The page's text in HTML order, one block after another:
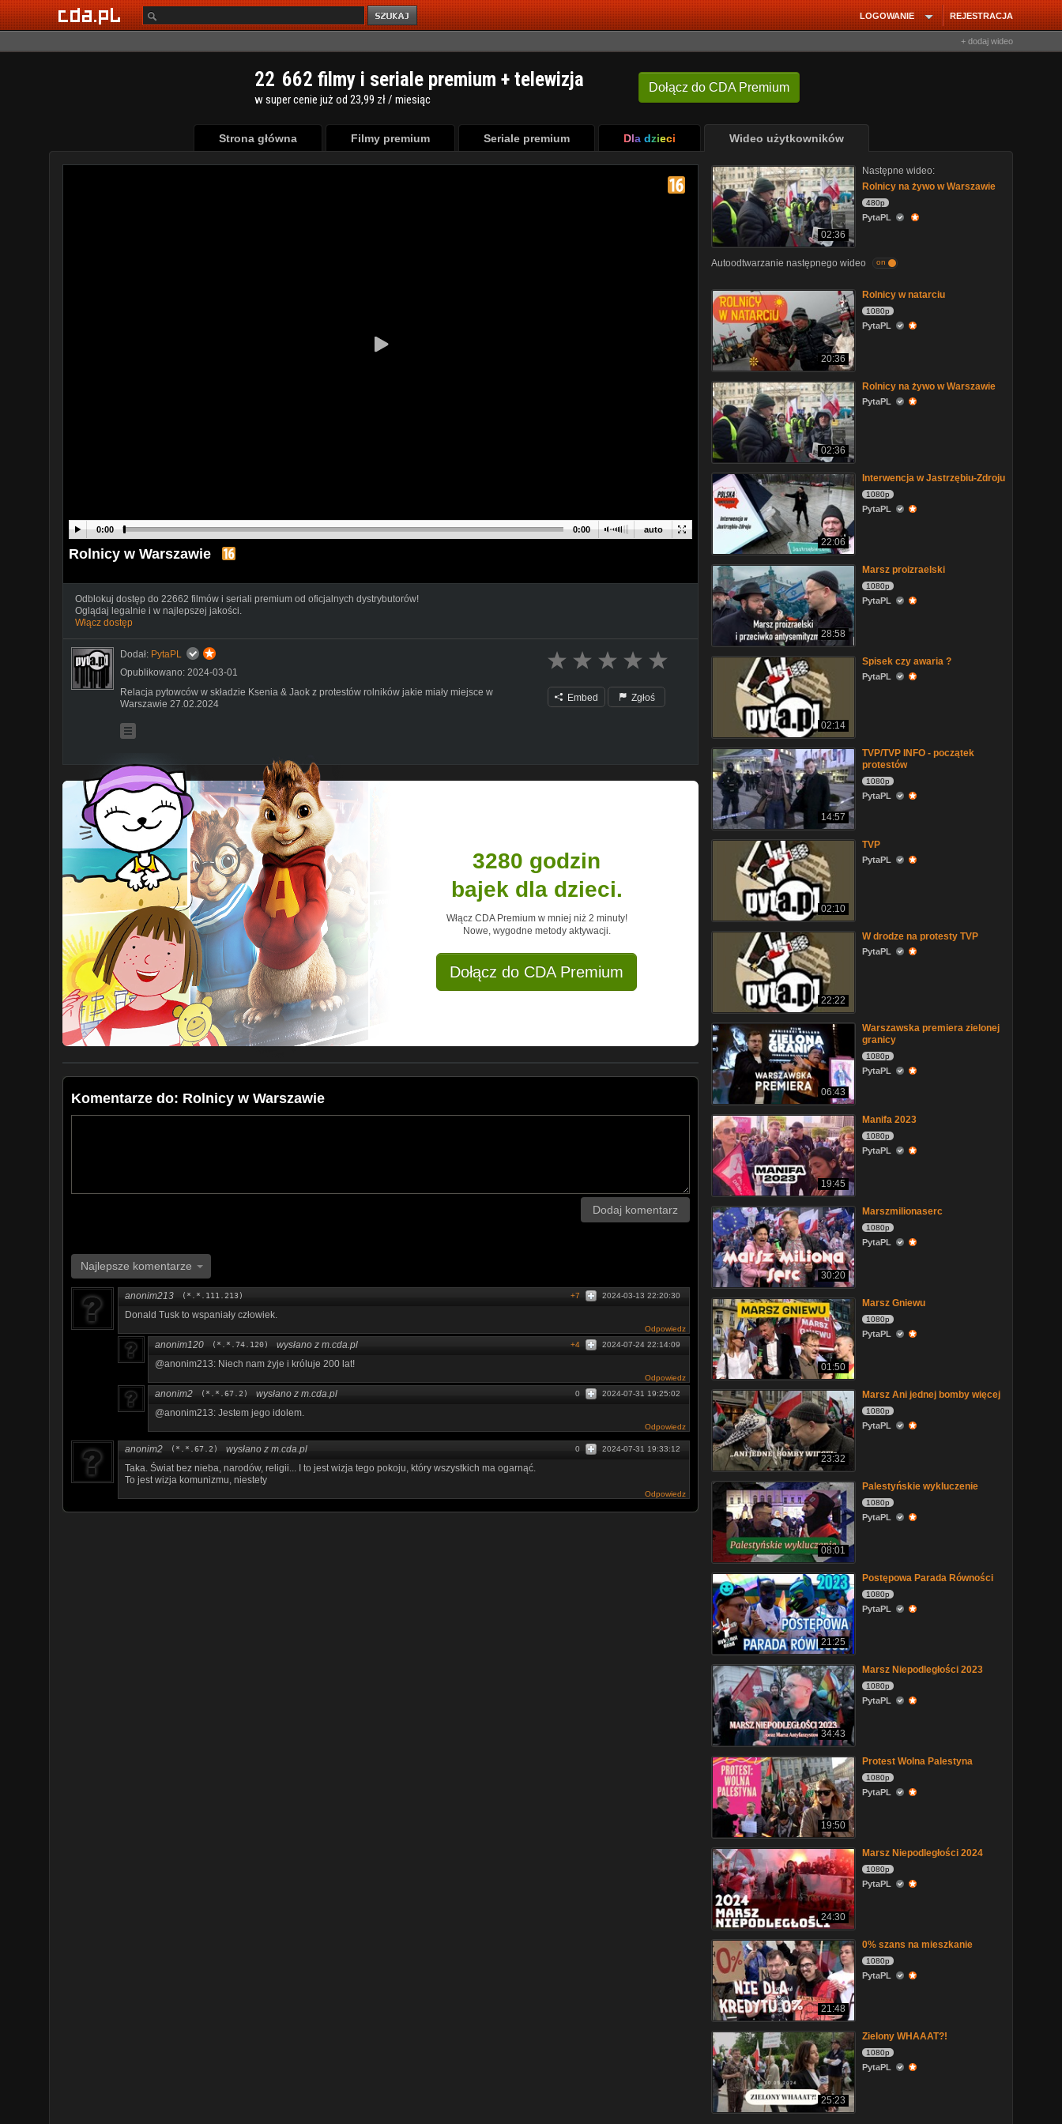
REJESTRACJA
LOGOWANIE
+ dodaj wideo
Dołącz do CDA Premium
22 662 filmy i seriale premium + telewizja
w super cenie już od 23,99 zł / miesiąc
Strona główna Filmy premium Seriale premium Dla dzieci Wideo użytkowników
auto
0:00 0:00
Rolnicy w Warszawie
Odblokuj dostęp do 22662 filmów i seriali premium od oficjalnych dystrybutorów!
Oglądaj legalnie i w najlepszej jakości.
Włącz dostęp
Dodał: PytaPL
Opublikowano: 2024-03-01
Relacja pytowców w składzie Ksenia & Jaok z protestów rolników jakie miały miejsce w
Warszawie 27.02.2024
Embed Zgłoś
3280 godzin
bajek dla dzieci.
Włącz CDA Premium w mniej niż 2 minuty!
Nowe, wygodne metody aktywacji.
Dołącz do CDA Premium
Komentarze do: Rolnicy w Warszawie
Dodaj komentarz
Najlepsze komentarze
anonim213 (*.*.111.213) 2024-03-13 22:20:30
+7
Donald Tusk to wspaniały człowiek.
Odpowiedz
anonim120 (*.*.74.120) wysłano z m.cda.pl 2024-07-24 22:14:09
+4
@anonim213: Niech nam żyje i króluje 200 lat!
Odpowiedz
anonim2 (*.*.67.2) wysłano z m.cda.pl 2024-07-31 19:25:02
0
@anonim213: Jestem jego idolem.
Odpowiedz
anonim2 (*.*.67.2) wysłano z m.cda.pl 2024-07-31 19:33:12
0
Taka. Świat bez nieba, narodów, religii... I to jest wizja tego pokoju, który wszystkich ma ogarnąć.
To jest wizja komunizmu, niestety
Odpowiedz
02:36
Następne wideo:
Rolnicy na żywo w Warszawie
480p
PytaPL
Autoodtwarzanie następnego wideo on
20:36
Rolnicy w natarciu
1080p
PytaPL
02:36
Rolnicy na żywo w Warszawie
PytaPL
22:06
Interwencja w Jastrzębiu-Zdroju
1080p
PytaPL
28:58
Marsz proizraelski
1080p
PytaPL
02:14
Spisek czy awaria ?
PytaPL
14:57
TVP/TVP INFO - początek
protestów
1080p
PytaPL
02:10
TVP
PytaPL
22:22
W drodze na protesty TVP
PytaPL
06:43
Warszawska premiera zielonej
granicy
1080p
PytaPL
19:45
Manifa 2023
1080p
PytaPL
30:20
Marszmilionaserc
1080p
PytaPL
01:50
Marsz Gniewu
1080p
PytaPL
23:32
Marsz Ani jednej bomby więcej
1080p
PytaPL
08:01
Palestyńskie wykluczenie
1080p
PytaPL
21:25
Postępowa Parada Równości
1080p
PytaPL
34:43
Marsz Niepodległości 2023
1080p
PytaPL
19:50
Protest Wolna Palestyna
1080p
PytaPL
24:30
Marsz Niepodległości 2024
1080p
PytaPL
21:48
0% szans na mieszkanie
1080p
PytaPL
25:23
Zielony WHAAAT?!
1080p
PytaPL